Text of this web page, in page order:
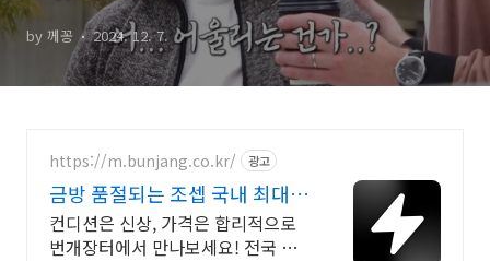
by 께꽁 2024. 12. 7.
https://m.bunjang.co.kr/ 광고
금방 품절되는 조셉 국내 최대
브랜드 중고거래
컨디션은 신상, 가격은 합리적으로
번개장터에서 만나보세요! 전국 각